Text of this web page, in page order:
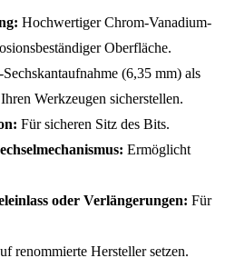
Hochwertiger Chrom-Vanadium-
Oberfläche.
(6,35 mm) als
Werkzeugen sicherstellen.
Für sicheren Sitz des Bits.
Ermöglicht
oder Verlängerungen: Für
renommierte Hersteller setzen.